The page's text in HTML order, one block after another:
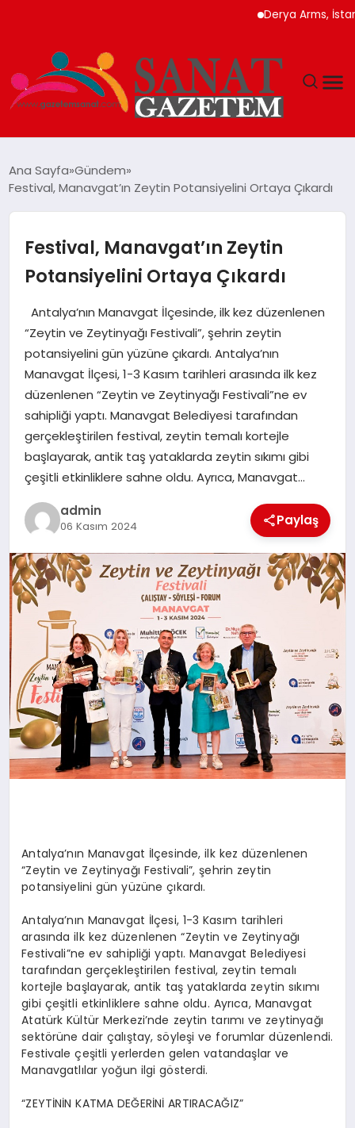
Derya Arms, İstanbul
TEKNOLOJI
SIYASET
SPOR
YAŞAM
EKONOMI
SAĞLIK
DÜNYA
EĞITIM
Ana Sayfa Gündem
Festival, Manavgat’ın Zeytin Potansiyelini Ortaya Çıkardı
Festival, Manavgat’ın Zeytin
Potansiyelini Ortaya Çıkardı
Antalya’nın Manavgat İlçesinde, ilk kez düzenlenen
“Zeytin ve Zeytinyağı Festivali”, şehrin zeytin
potansiyelini gün yüzüne çıkardı. Antalya’nın
Manavgat İlçesi, 1-3 Kasım tarihleri arasında ilk kez
düzenlenen “Zeytin ve Zeytinyağı Festivali”ne ev
sahipliği yaptı. Manavgat Belediyesi tarafından
gerçekleştirilen festival, zeytin temalı kortejle
başlayarak, antik taş yataklarda zeytin sıkımı gibi
çeşitli etkinliklere sahne oldu. Ayrıca, Manavgat…
admin
06 Kasım 2024 Paylaş
Antalya’nın Manavgat İlçesinde, ilk kez düzenlenen
“Zeytin ve Zeytinyağı Festivali”, şehrin zeytin
potansiyelini gün yüzüne çıkardı.
Antalya’nın Manavgat İlçesi, 1-3 Kasım tarihleri
arasında ilk kez düzenlenen “Zeytin ve Zeytinyağı
Festivali”ne ev sahipliği yaptı. Manavgat Belediyesi
tarafından gerçekleştirilen festival, zeytin temalı
kortejle başlayarak, antik taş yataklarda zeytin sıkımı
gibi çeşitli etkinliklere sahne oldu. Ayrıca, Manavgat
Atatürk Kültür Merkezi’nde zeytin tarımı ve zeytinyağı
sektörüne dair çalıştay, söyleşi ve forumlar düzenlendi.
Festivale çeşitli yerlerden gelen vatandaşlar ve
Manavgatlılar yoğun ilgi gösterdi.
“ZEYTİNİN KATMA DEĞERİNİ ARTIRACAĞIZ”